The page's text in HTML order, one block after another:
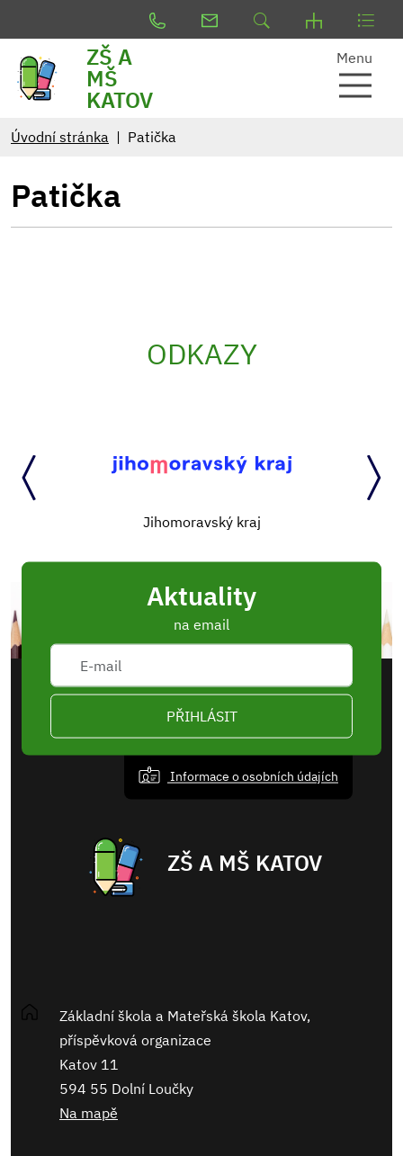
ZŠ A
MŠ
KATOV
Menu
Úvodní stránka Patička
Patička
ODKAZY
Jihomoravský kraj
Aktuality
na email
PŘIHLÁSIT
Informace o osobních údajích
ZŠ A MŠ KATOV
Základní škola a Mateřská škola Katov,
příspěvková organizace
Katov 11
594 55 Dolní Loučky
Na mapě